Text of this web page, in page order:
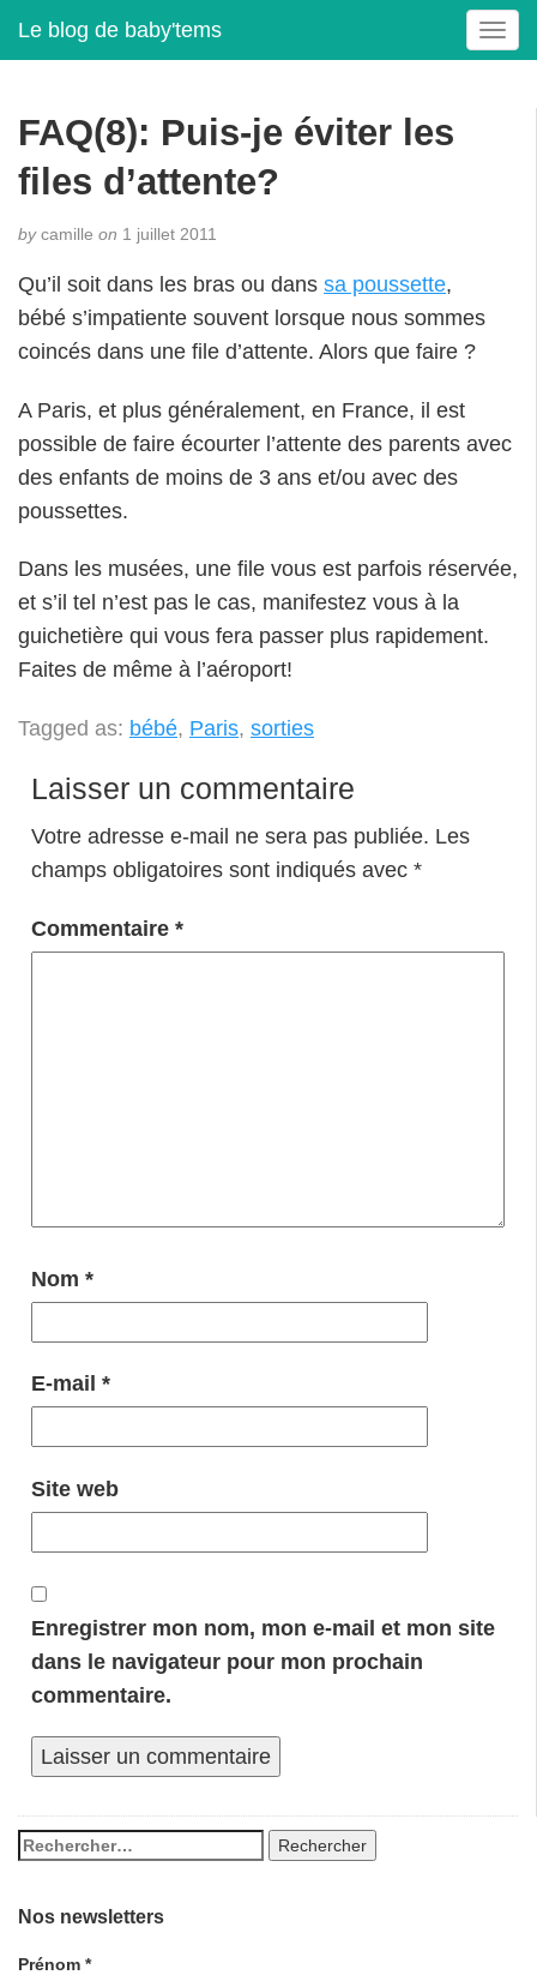
Le blog de baby'tems
T
o
FAQ(8): Puis-je éviter les
files d’attente?
bycamille on 1 juillet 2011
Qu’il soit dans les bras ou dans sa poussette,
bébé s’impatiente souvent lorsque nous sommes
coincés dans une file d’attente. Alors que faire ?
A Paris, et plus généralement, en France, il est
possible de faire écourter l’attente des parents avec
des enfants de moins de 3 ans et/ou avec des
poussettes.
Dans les musées, une file vous est parfois réservée,
et s’il tel n’est pas le cas, manifestez vous à la
guichetière qui vous fera passer plus rapidement.
Faites de même à l’aéroport!
Tagged as: bébé, Paris, sorties
Laisser un commentaire
Votre adresse e-mail ne sera pas publiée. Les
champs obligatoires sont indiqués avec *
Commentaire *
Nom *
E-mail *
Site web
Enregistrer mon nom, mon e-mail et mon site
dans le navigateur pour mon prochain
commentaire.
Nos newsletters
Prénom *